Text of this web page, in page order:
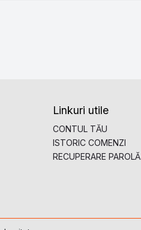
Linkuri utile
CONTUL TĂU
ISTORIC COMENZI
RECUPERARE PAROLĂ